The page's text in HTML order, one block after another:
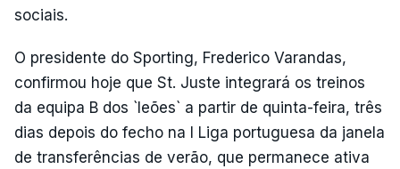
sociais.
O presidente do Sporting, Frederico Varandas,
confirmou hoje que St. Juste integrará os treinos
da equipa B dos `leões` a partir de quinta-feira, três
dias depois do fecho na I Liga portuguesa da janela
de transferências de verão, que permanece ativa